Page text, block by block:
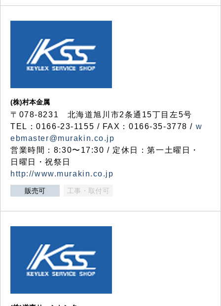
(株)村本金属
〒078-8231 北海道旭川市2条通15丁目左5号
TEL：0166-23-1155 / FAX：0166-35-3778 / w
ebmaster@murakin.co.jp
営業時間：8:30〜17:30 / 定休日：第一土曜日・
日曜日・祝祭日
http://www.murakin.co.jp
販売可 工事・取付可